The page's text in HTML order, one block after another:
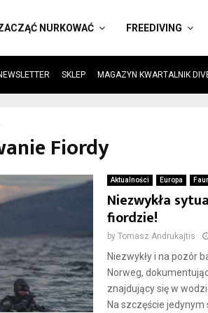
NURKOWAĆ FREEDIVING
SKLEP MAGAZYN KWARTALNIK
Fiordy
Aktualności Europa
Niezwykła
fiordzie!
by Tomasz Andrukajtis
Niezwykły i na pozór
Norweg,
znajdujący się w
Na szczęście